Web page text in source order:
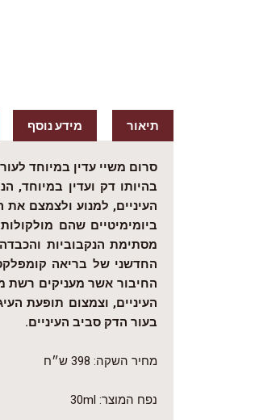
תיאור מידע נוסף
סרום משיי עדין במיוחד
בהיותו דק ועדין במיוחד,
העיניים, למנוע ולצמצם
ביומימיטיים שהם
מסתימת הנקבוביות
החדשני של בריאה
החיבור אשר מעניקים רשת
העיניים, וצמצום תופעת
בעור הדק סביב העיניים.
מחיר השקה: 398 ש״ח
נפח המוצר: 30ml